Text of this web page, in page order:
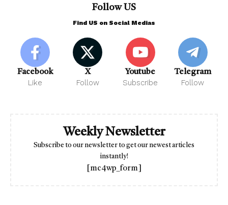
Follow US
Find US on Social Medias
Facebook
Like
X
Follow
Youtube
Subscribe
Telegram
Follow
Weekly Newsletter
Subscribe to our newsletter to get our newest articles
instantly!
[mc4wp_form]